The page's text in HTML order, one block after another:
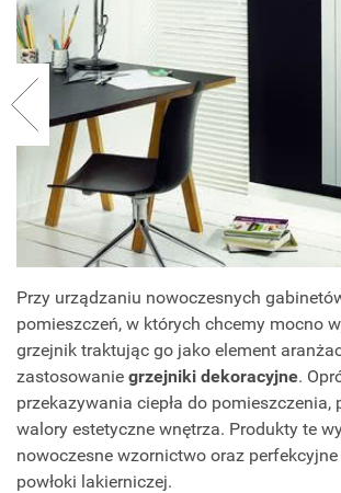
Przy urządzaniu nowoczesnych
pomieszczeń, w których chcemy mocno
grzejnik traktując go jako element
zastosowanie grzejniki dekoracyjne.
przekazywania ciepła do pomieszczenia,
walory estetyczne wnętrza. Produkty te
nowoczesne wzornictwo oraz
powłoki lakierniczej.